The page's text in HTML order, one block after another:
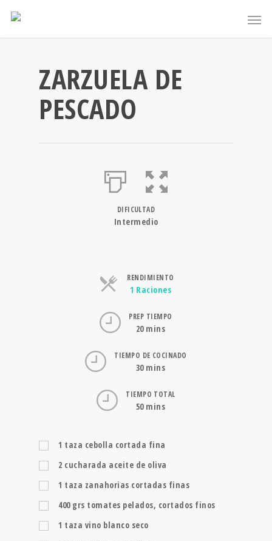
ZARZUELA DE
PESCADO
DIFICULTAD
Intermedio
RENDIMIENTO
1 RacionesRaciones
PREP TIEMPO
20 mins
TIEMPO DE COCINADO
30 mins
TIEMPO TOTAL
50 mins
1 taza cebolla cortada fina
2 cucharada aceite de oliva
1 taza zanahorias cortadas finas
400 grs tomates pelados, cortados finos
1 taza vino blanco seco